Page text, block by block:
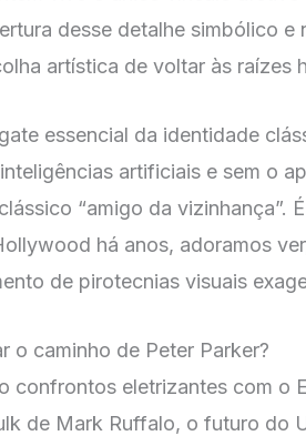
desse detalhe simbólico
artística de voltar às raízes
essencial da identidade
artificiais e sem o
“amigo da vizinhança”.
há anos, adoramos
de pirotecnias visuais
o caminho de Peter Parker?
confrontos eletrizantes com o
de Mark Ruffalo, o futuro do